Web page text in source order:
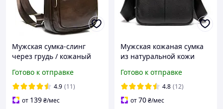
Мужская сумка-слинг
через грудь / кожаный
телефона и документов,
коричневый
Готово к отправке
4.9 (11)
от 139₴/мес
Мужская кожаная сумка
из натуральной кожи
плечо Мужская Барсетка
100% Натуральная кожа
Готово к отправке
4.8 (12)
от70₴/мес